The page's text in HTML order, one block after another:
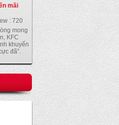
mãi
: 720
mong
KFC
khuyến
đã”.
Sài